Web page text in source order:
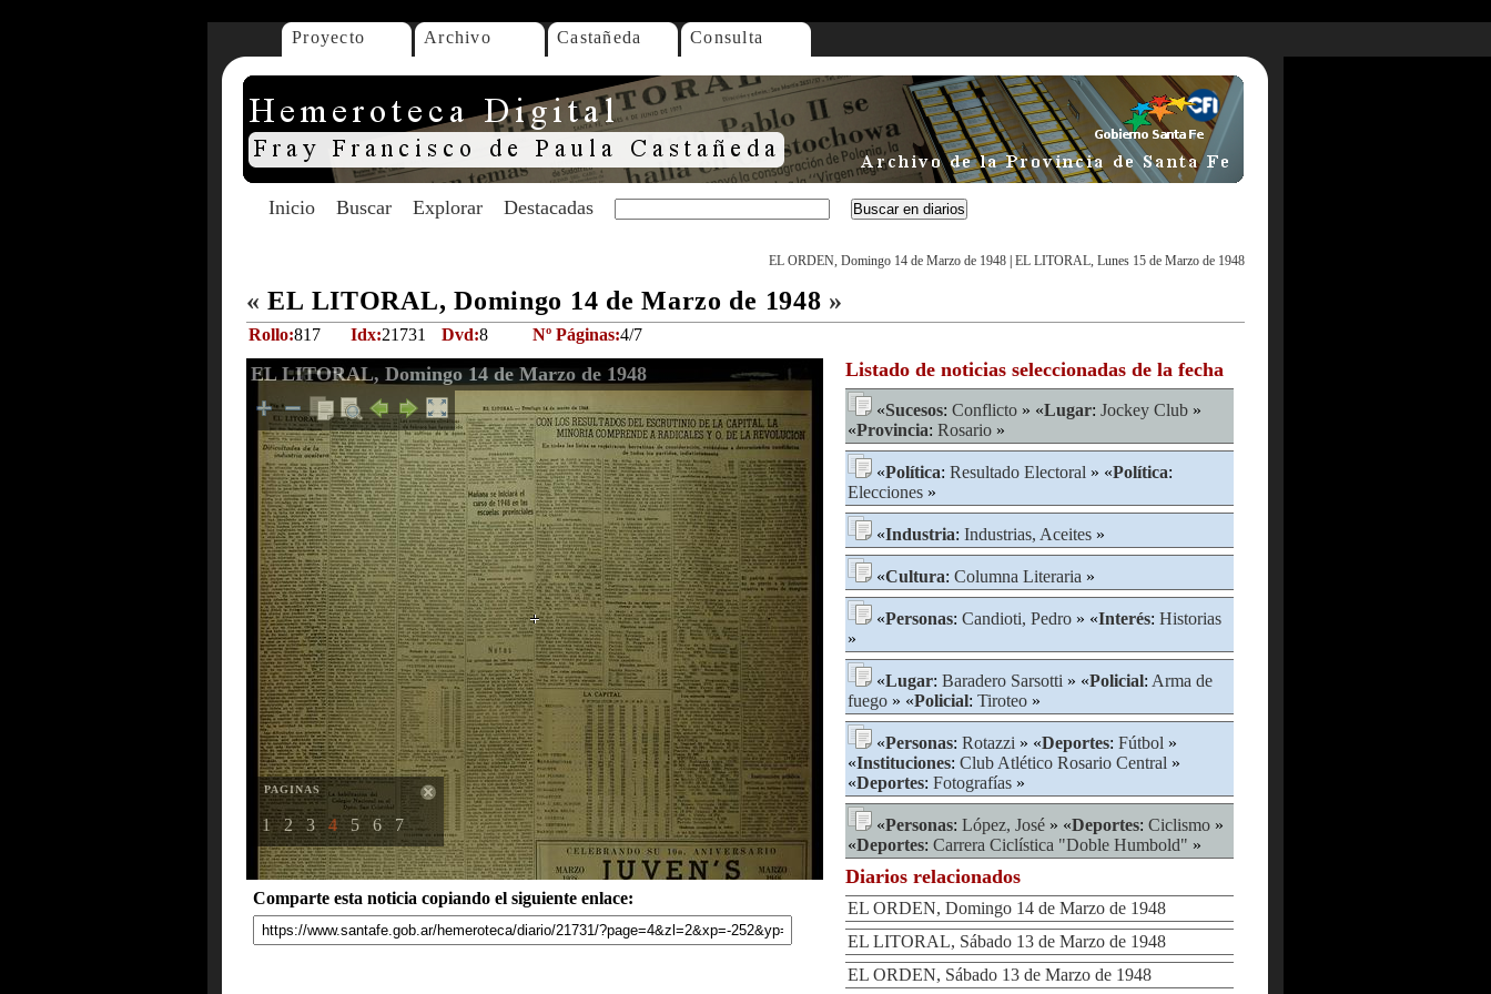
Proyecto Archivo Castañeda Consulta
Inicio Buscar Explorar Destacadas
EL ORDEN, Domingo 14 de Marzo de 1948 EL LITORAL, Lunes 15 de Marzo de 1948
« EL LITORAL, Domingo 14 de Marzo de 1948 »
Rollo:817 Idx:21731 Dvd:8 Nº Páginas:4/7
EL LITORAL, Domingo 14 de Marzo de 1948
PAGINAS
1 2 3 4 5 6 7
Comparte esta noticia copiando el siguiente enlace:
Listado de noticias seleccionadas de la fecha
«Sucesos: Conflicto » «Lugar: Jockey Club »
«Provincia: Rosario »
«Política: Resultado Electoral » «Política:
Elecciones »
«Industria: Industrias, Aceites »
«Cultura: Columna Literaria »
«Personas: Candioti, Pedro » «Interés: Historias
»
«Lugar: Baradero Sarsotti » «Policial: Arma de
fuego » «Policial: Tiroteo »
«Personas: Rotazzi » «Deportes: Fútbol »
«Instituciones: Club Atlético Rosario Central »
«Deportes: Fotografías »
«Personas: López, José » «Deportes: Ciclismo »
«Deportes: Carrera Ciclística "Doble Humbold" »
Diarios relacionados
EL ORDEN, Domingo 14 de Marzo de 1948
EL LITORAL, Sábado 13 de Marzo de 1948
EL ORDEN, Sábado 13 de Marzo de 1948